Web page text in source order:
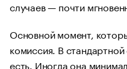
случаев — почти
Основной момент,
комиссия. В
есть. Иногда она